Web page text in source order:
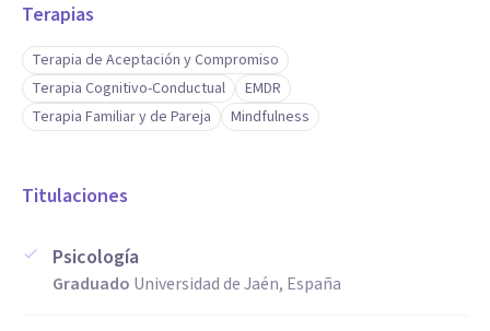
Terapias
Terapia de Aceptación y Compromiso
Terapia Cognitivo-Conductual
EMDR
Terapia Familiar y de Pareja
Mindfulness
Titulaciones
Psicología
Graduado Universidad de Jaén, España